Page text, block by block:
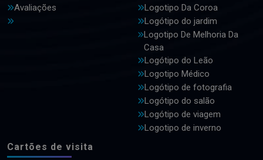
Avaliações
Logotipo Da Coroa
Logótipo do jardim
Logotipo De Melhoria Da
Casa
Logótipo do Leão
Logotipo Médico
Logótipo de fotografia
Logótipo do salão
Logótipo de viagem
Logotipo de inverno
Cartões de visita